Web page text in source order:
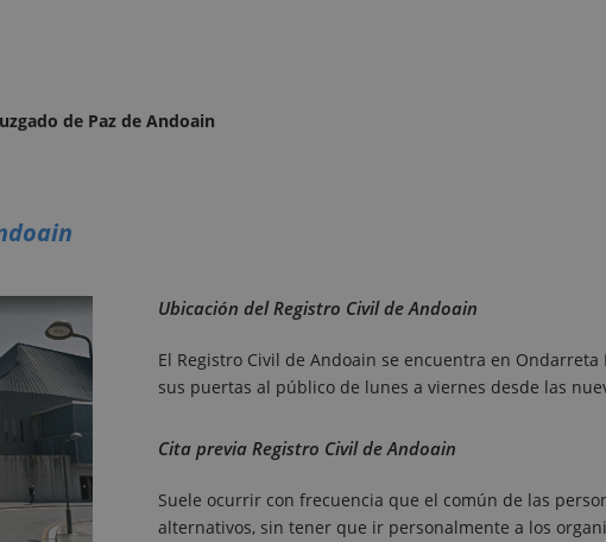
de Paz de Andoain
Ubicación del Registro Civil de Andoain
El Registro Civil de Andoain se encuentra en Ondarreta
sus puertas al público de lunes a viernes desde las
Cita previa Registro Civil de Andoain
Suele ocurrir con frecuencia que el común de las
alternativos, sin tener que ir personalmente a los